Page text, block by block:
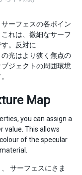
ーフェスの各ポイン
れは、微細なサーフ
。反対に
光はより狭く焦点の
ジェクトの周囲環境
Map
you can assign a
value. This allows
of the specular
サーフェスにさま